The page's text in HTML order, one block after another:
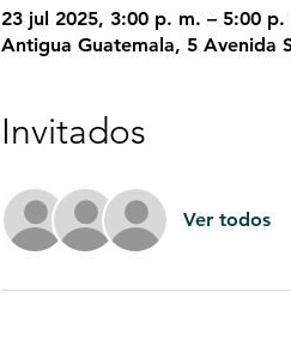
23 jul 2025, 3:00 p. m. – 5:00 p.
Antigua Guatemala, 5 Avenida
Invitados
Ver todos